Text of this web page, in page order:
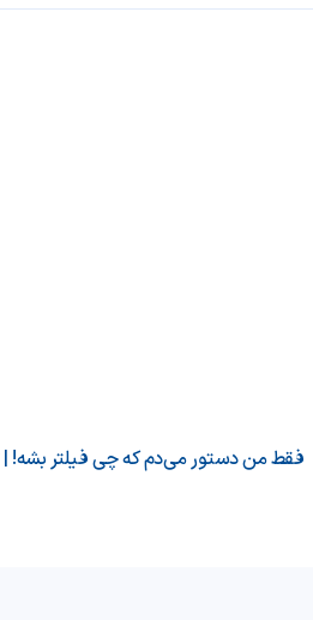
فقط من دستور می‌دم که چی فیلتر بشه!